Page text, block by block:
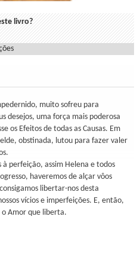
livro?
muito sofreu para
desejos, uma força mais poderosa
os Efeitos de todas as Causas. Em
obstinada, lutou para fazer valer
perfeição, assim Helena e todos
haveremos de alçar vôos
libertar-nos desta
vícios e imperfeições. E, então,
Amor que liberta.